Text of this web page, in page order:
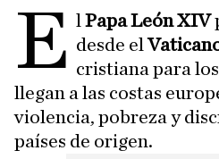
E lPapa León XIV
desde el
cristiana para
llegan a las costas
violencia, pobreza y
países de origen.